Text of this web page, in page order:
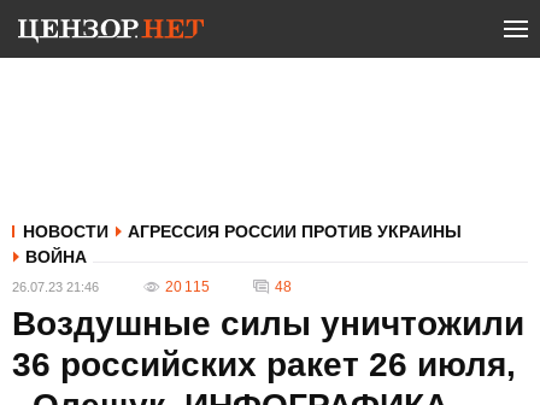
НОВОСТИ
АГРЕССИЯ РОССИИ ПРОТИВ УКРАИНЫ
ВОЙНА
26.07.23 21:46 20 115 48
Воздушные силы уничтожили
36 российских ракет 26 июля,